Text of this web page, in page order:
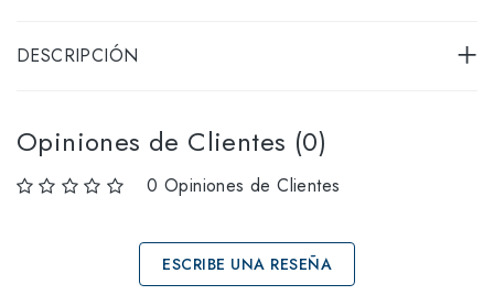
DESCRIPCIÓN
Opiniones de Clientes (0)
0 Opiniones de Clientes
ESCRIBE UNA RESEÑA